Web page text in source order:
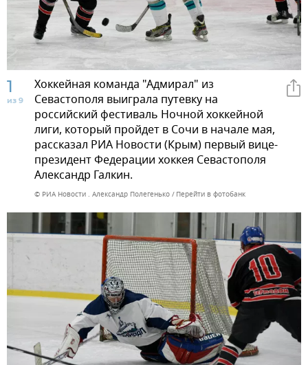
1
из 9
Хоккейная команда "Адмирал" из
Севастополя выиграла путевку на
российский фестиваль Ночной хоккейной
лиги, который пройдет в Сочи в начале мая,
рассказал РИА Новости (Крым) первый вице-
президент Федерации хоккея Севастополя
Александр Галкин.
© РИА Новости . Александр Полегенько Перейти в фотобанк